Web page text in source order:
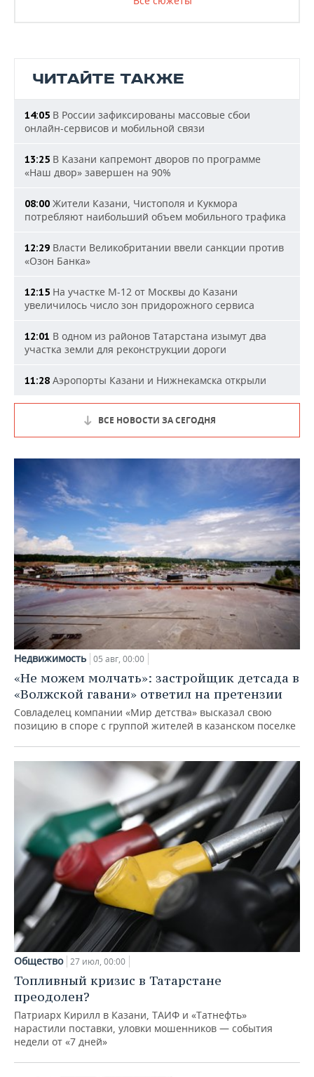
ЧИТАЙТЕ ТАКЖЕ
14:05 В России зафиксированы массовые сбои
онлайн-сервисов и мобильной связи
13:25 В Казани капремонт дворов по программе
«Наш двор» завершен на 90%
08:00 Жители Казани, Чистополя и Кукмора
потребляют наибольший объем мобильного трафика
12:29 Власти Великобритании ввели санкции против
«Озон Банка»
12:15 На участке М-12 от Москвы до Казани
увеличилось число зон придорожного сервиса
12:01 В одном из районов Татарстана изымут два
участка земли для реконструкции дороги
11:28 Аэропорты Казани и Нижнекамска открыли
ВСЕ НОВОСТИ ЗА СЕГОДНЯ
Недвижимость 05 авг, 00:00
«Не можем молчать»: застройщик детсада в
«Волжской гавани» ответил на претензии
Совладелец компании «Мир детства» высказал свою
позицию в споре с группой жителей в казанском поселке
Общество 27 июл, 00:00
Топливный кризис в Татарстане
преодолен?
Патриарх Кирилл в Казани, ТАИФ и «Татнефть»
нарастили поставки, уловки мошенников — события
недели от «7 дней»